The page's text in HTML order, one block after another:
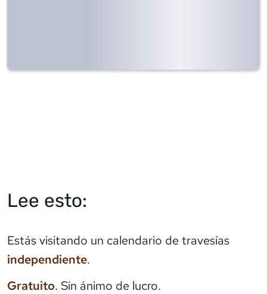
Lee esto:
Estás visitando un calendario de travesías
independiente.
Gratuito. Sin ánimo de lucro.